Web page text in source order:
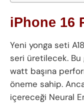
iPhone 16
Yeni yonga seti
seri üretilecek.
watt başına
öneme sahip.
içereceği Neural